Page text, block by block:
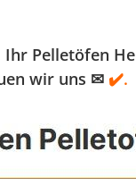
Ihr Pelletöfen
wir uns ✉ ✔️.